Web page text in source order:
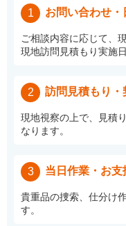
1 お問い合わせ・
ご相談内容に応じて、
現地訪問見積もり実施日
2 訪問見積もり・
現地視察の上で、見積
なります。
3 当日作業・お支
貴重品の捜索、仕分け
す。